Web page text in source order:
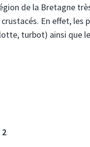
de la Bretagne
En effet, les
turbot) ainsi que
Page
2